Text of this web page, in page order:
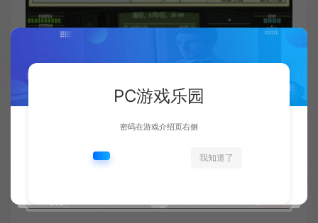
PC游戏乐园
密码在游戏介绍页右侧
我知道了